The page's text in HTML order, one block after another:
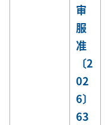
审
服
准
〔2
02
6〕
63